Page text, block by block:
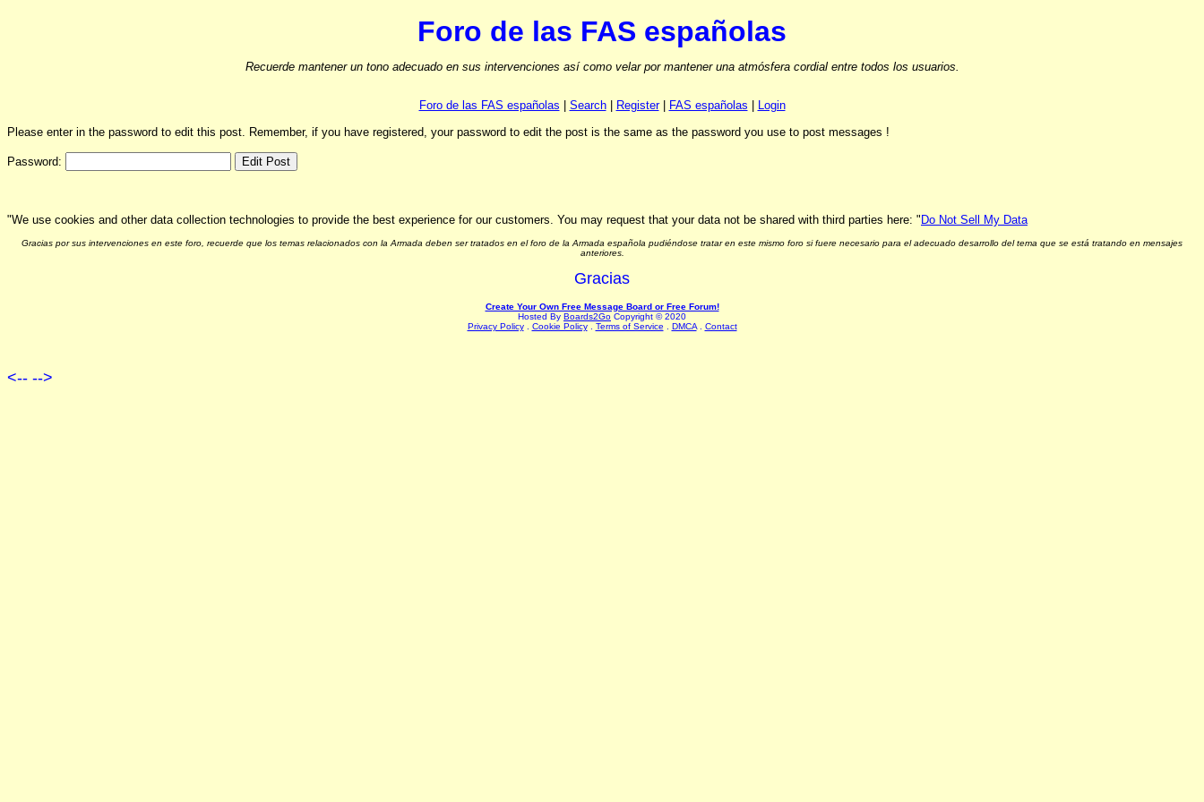
Foro de las FAS españolas
Recuerde mantener un tono adecuado en sus intervenciones así como velar por mantener una atmósfera cordial entre todos los usuarios.
Foro de las FAS españolas Search| Register| FAS españolas
Login
Please enter in the password to edit this post. Remember, if you have registered, your password to edit the post is the same as the password you use to post messages !
Password:
"We use cookies and other data collection technologies to provide the best experience for our customers. You may request that your data not be shared with third parties here: " Do Not Sell My Data
Gracias por sus intervenciones en este foro, recuerde que los temas relacionados con la Armada deben ser tratados en el foro de la Armada española pudiéndose tratar en este mismo foro si fuere necesario para el adecuado desarrollo del tema que se está tratando en mensajes
anteriores.
Gracias
Create Your Own Free Message Board or Free Forum!
Hosted By Boards2Go Copyright © 2020
Privacy Policy. Cookie Policy. Terms of Service DMCA. Contact
<-- -->